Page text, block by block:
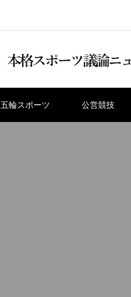
五輪スポーツ 公営競技